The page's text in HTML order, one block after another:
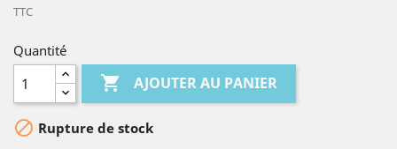
TTC
Quantité
 AJOUTER AU PANIER
 Rupture de stock